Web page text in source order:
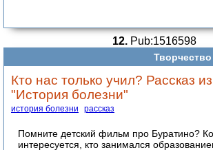
12. Pub:1516598
Творчество
Кто нас только учил? Рассказ
"История болезни"
история болезни рассказ
Помните детский фильм про Буратино?
интересуется, кто занимался